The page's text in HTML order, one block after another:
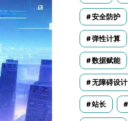
安全防护
弹性计算
数据赋能
无障碍设计
站长